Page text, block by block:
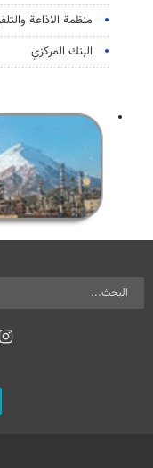
منظمة الاذاعة
البنك المركزي